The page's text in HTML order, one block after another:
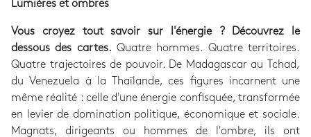
Lumières et ombres
Vous croyez tout savoir sur l'énergie ? Découvrez le
dessous des cartes. Quatre hommes. Quatre territoires.
Quatre trajectoires de pouvoir. De Madagascar au Tchad,
du Venezuela à la Thaïlande, ces figures incarnent une
même réalité : celle d'une énergie confisquée, transformée
en levier de domination politique, économique et sociale.
Magnats, dirigeants ou hommes de l'ombre, ils ont